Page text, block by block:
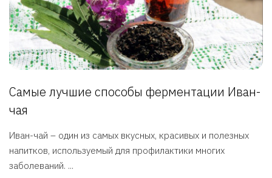
Самые лучшие способы ферментации Иван-
чая
Иван-чай – один из самых вкусных, красивых и полезных
напитков, используемый для профилактики многих
заболеваний. ...